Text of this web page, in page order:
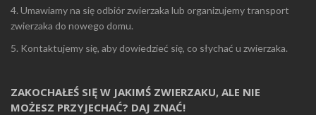
4. Umawiamy na się odbiór zwierzaka lub organizujemy transport
zwierzaka do nowego domu.
5. Kontaktujemy się, aby dowiedzieć się, co słychać u zwierzaka.
ZAKOCHAŁEŚ SIĘ W JAKIMŚ ZWIERZAKU, ALE NIE
MOŻESZ PRZYJECHAĆ? DAJ ZNAĆ!